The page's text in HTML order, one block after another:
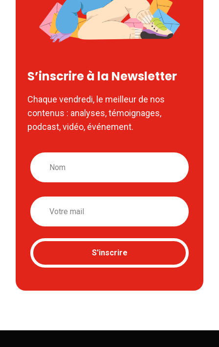
S’inscrire à la Newsletter
Chaque vendredi, le meilleur de nos
contenus : analyses, témoignages,
podcast, vidéo, événement.
Nom
Email
S'inscrire